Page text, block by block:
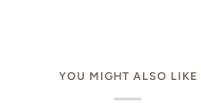
YOU MIGHT ALSO LIKE